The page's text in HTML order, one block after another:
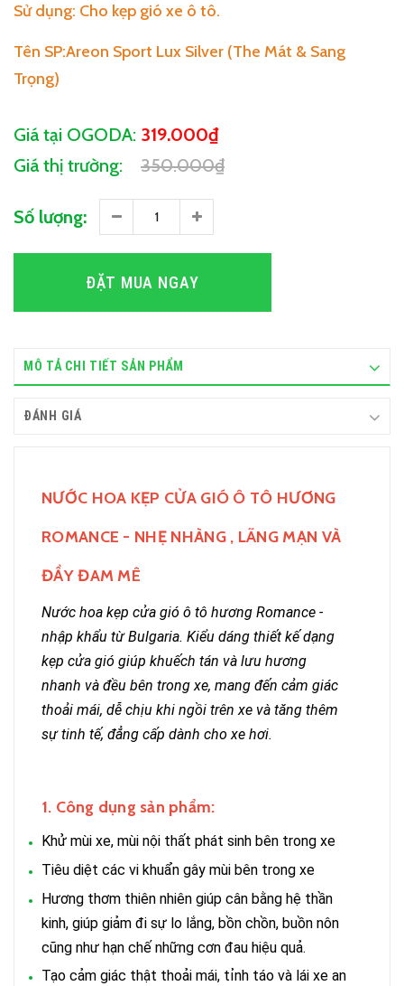
Sử dụng: Cho kẹp gió xe ô tô.
Tên SP:Areon Sport Lux Silver (The Mát & Sang
Trọng)
Giá tại OGODA: 319.000₫
Giá thị trường:
350.000₫
Số lượng:
ĐẶT MUA NGAY
MÔ TẢ CHI TIẾT SẢN PHẨM
ĐÁNH GIÁ
NƯỚC HOA KẸP CỬA GIÓ Ô TÔ HƯƠNG
ROMANCE - NHẸ NHÀNG , LÃNG MẠN VÀ
ĐẦY ĐAM MÊ
Nước hoa kẹp cửa gió ô tô hương Romance -
nhập khẩu từ Bulgaria. Kiểu dáng thiết kế dạng
kẹp cửa gió giúp khuếch tán và lưu hương
nhanh và đều bên trong xe, mang đến cảm giác
thoải mái, dễ chịu khi ngồi trên xe và tăng thêm
sự tinh tế, đẳng cấp dành cho xe hơi.
1. Công dụng sản phẩm:
Khử mùi xe, mùi nội thất phát sinh bên trong xe
Tiêu diệt các vi khuẩn gây mùi bên trong xe
Hương thơm thiên nhiên giúp cân bằng hệ thần
kinh, giúp giảm đi sự lo lắng, bồn chồn, buồn nôn
cũng như hạn chế những cơn đau hiệu quả.
Tạo cảm giác thật thoải mái, tỉnh táo và lái xe an